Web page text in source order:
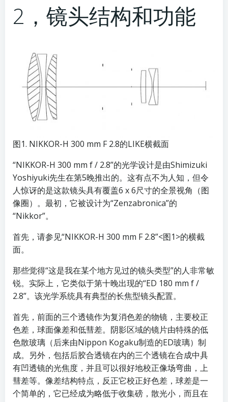
2，镜头结构和功能
图1. NIKKOR-H 300 mm F 2.8的LIKE横截面
“NIKKOR-H 300 mm f / 2.8”的光学设计是由Shimizuki
Yoshiyuki先生在第5晚推出的。这有点不为人知，但令
人惊讶的是这款镜头具有覆盖6 x 6尺寸的全景视角（图
像圈）。最初，它被设计为“Zenzabronica”的
“Nikkor”。
首先，请参见“NIKKOR-H 300 mm F 2.8”<图1>的横截
面。
那些觉得“这是我在某个地方见过的镜头类型”的人非常敏
锐。实际上，它类似于第十晚出现的“ED 180 mm f /
2.8”。该光学系统具有典型的长焦型镜头配置。
首先，前面的三个透镜作为复消色差的物镜，主要校正
色差，球面像差和低彗差。阴影区域的镜片由特殊的低
色散玻璃（后来由Nippon Kogaku制造的ED玻璃）制
成。另外，包括后胶合透镜在内的三个透镜在合成中具
有凹透镜的光焦度，并且可以很好地校正像场弯曲，上
彗差等。像差结构特点，反正它校正好色差，球差是一
个简单的，它已经成为略低于收集磅，散光小，而且在